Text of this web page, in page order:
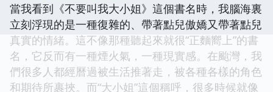
當我看到《不要叫我大小姐》這個書名時，我腦海裏
立刻浮現的是一種復雜的、帶著點兒傲嬌又帶著點兒
真實的情緒。這不像那種聽起來就很“正麵嚮上”的書
名，它反而有一種煙火氣，一種現實感。在颱灣，我
們很多人都經曆過被生活推著走，被各種各樣的角色
和期待所裹挾。而“大小姐”這個稱呼，很多時候就像